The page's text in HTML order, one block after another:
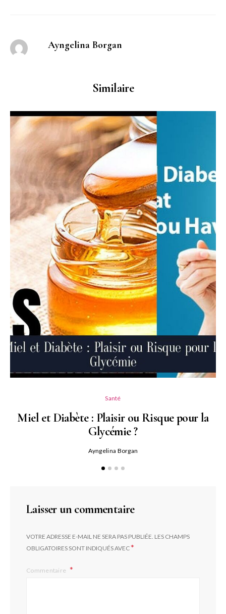
Ayngelina Borgan
Similaire
Santé
Miel et Diabète : Plaisir ou Risque pour la
Glycémie ?
Ayngelina Borgan
Laisser un commentaire
VOTRE ADRESSE E-MAIL NE SERA PAS PUBLIÉE. LES CHAMPS
OBLIGATOIRES SONT INDIQUÉS AVEC*
Commentaire